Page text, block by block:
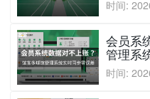
时间:
会员系
管理系
时间: